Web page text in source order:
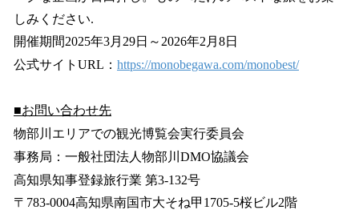
しみください.
開催期間2025年3月29日～2026年2月8日
公式サイトURL： https://monobegawa.com/monobest/
■お問い合わせ先
物部川エリアでの観光博覧会実行委員会
事務局：一般社団法人物部川DMO協議会
高知県知事登録旅行業 第3-132号
〒783-0004高知県南国市大そね甲1705-5桜ビル2階